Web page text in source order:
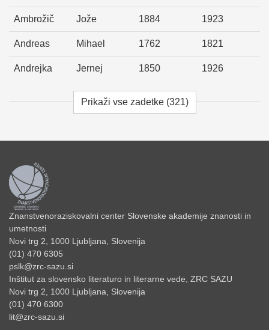
Ambrožič Jože 1884 1923
Andreas Mihael 1762 1821
Andrejka Jernej 1850 1926
Prikaži vse zadetke (321)
Znanstvenoraziskovalni center Slovenske akademije znanosti in
umetnosti
Novi trg 2, 1000 Ljubljana, Slovenija
(01) 470 6305
pslk@zrc-sazu.si
Inštitut za slovensko literaturo in literarne vede, ZRC SAZU
Novi trg 2, 1000 Ljubljana, Slovenija
(01) 470 6300
lit@zrc-sazu.si